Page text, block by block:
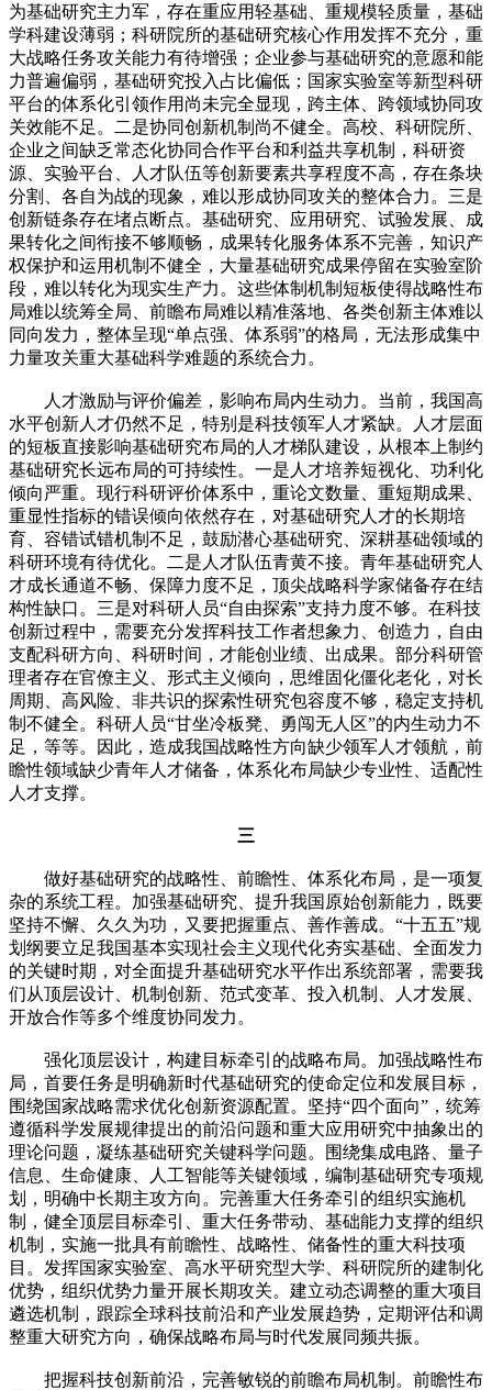
为基础研究主力军，存在重应用轻基础、重规模轻质量，基础
学科建设薄弱；科研院所的基础研究核心作用发挥不充分，重
大战略任务攻关能力有待增强；企业参与基础研究的意愿和能
力普遍偏弱，基础研究投入占比偏低；国家实验室等新型科研
平台的体系化引领作用尚未完全显现，跨主体、跨领域协同攻
关效能不足。二是协同创新机制尚不健全。高校、科研院所、
企业之间缺乏常态化协同合作平台和利益共享机制，科研资
源、实验平台、人才队伍等创新要素共享程度不高，存在条块
分割、各自为战的现象，难以形成协同攻关的整体合力。三是
创新链条存在堵点断点。基础研究、应用研究、试验发展、成
果转化之间衔接不够顺畅，成果转化服务体系不完善，知识产
权保护和运用机制不健全，大量基础研究成果停留在实验室阶
段，难以转化为现实生产力。这些体制机制短板使得战略性布
局难以统筹全局、前瞻布局难以精准落地、各类创新主体难以
同向发力，整体呈现“单点强、体系弱”的格局，无法形成集中
力量攻关重大基础科学难题的系统合力。
人才激励与评价偏差，影响布局内生动力。当前，我国高
水平创新人才仍然不足，特别是科技领军人才紧缺。人才层面
的短板直接影响基础研究布局的人才梯队建设，从根本上制约
基础研究长远布局的可持续性。一是人才培养短视化、功利化
倾向严重。现行科研评价体系中，重论文数量、重短期成果、
重显性指标的错误倾向依然存在，对基础研究人才的长期培
育、容错试错机制不足，鼓励潜心基础研究、深耕基础领域的
科研环境有待优化。二是人才队伍青黄不接。青年基础研究人
才成长通道不畅、保障力度不足，顶尖战略科学家储备存在结
构性缺口。三是对科研人员“自由探索”支持力度不够。在科技
创新过程中，需要充分发挥科技工作者想象力、创造力，自由
支配科研方向、科研时间，才能创业绩、出成果。部分科研管
理者存在官僚主义、形式主义倾向，思维固化僵化老化，对长
周期、高风险、非共识的探索性研究包容度不够，稳定支持机
制不健全。科研人员“甘坐冷板凳、勇闯无人区”的内生动力不
足，等等。因此，造成我国战略性方向缺少领军人才领航，前
瞻性领域缺少青年人才储备，体系化布局缺少专业性、适配性
人才支撑。
三
做好基础研究的战略性、前瞻性、体系化布局，是一项复
杂的系统工程。加强基础研究、提升我国原始创新能力，既要
坚持不懈、久久为功，又要把握重点、善作善成。“十五五”规
划纲要立足我国基本实现社会主义现代化夯实基础、全面发力
的关键时期，对全面提升基础研究水平作出系统部署，需要我
们从顶层设计、机制创新、范式变革、投入机制、人才发展、
开放合作等多个维度协同发力。
强化顶层设计，构建目标牵引的战略布局。加强战略性布
局，首要任务是明确新时代基础研究的使命定位和发展目标，
围绕国家战略需求优化创新资源配置。坚持“四个面向”，统筹
遵循科学发展规律提出的前沿问题和重大应用研究中抽象出的
理论问题，凝练基础研究关键科学问题。围绕集成电路、量子
信息、生命健康、人工智能等关键领域，编制基础研究专项规
划，明确中长期主攻方向。完善重大任务牵引的组织实施机
制，健全顶层目标牵引、重大任务带动、基础能力支撑的组织
机制，实施一批具有前瞻性、战略性、储备性的重大科技项
目。发挥国家实验室、高水平研究型大学、科研院所的建制化
优势，组织优势力量开展长期攻关。建立动态调整的重大项目
遴选机制，跟踪全球科技前沿和产业发展趋势，定期评估和调
整重大研究方向，确保战略布局与时代发展同频共振。
把握科技创新前沿，完善敏锐的前瞻布局机制。前瞻性布